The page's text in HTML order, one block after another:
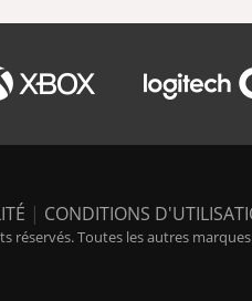
| CONDITIONS
réservés. Toutes les autres